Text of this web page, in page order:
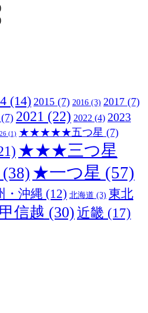
(14) 2015 (7) 2016 (3) 2017 (7)
(7) 2021 (22) 2022 (4) 2023
(1) ★★★★★五つ星 (7)
★★★三つ星
(38) ★一つ星 (57)
・沖縄 (12) 北海道 (3) 東北
甲信越 (30) 近畿 (17)